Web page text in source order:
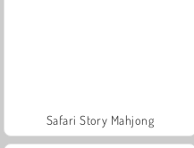
Safari Story Mahjong